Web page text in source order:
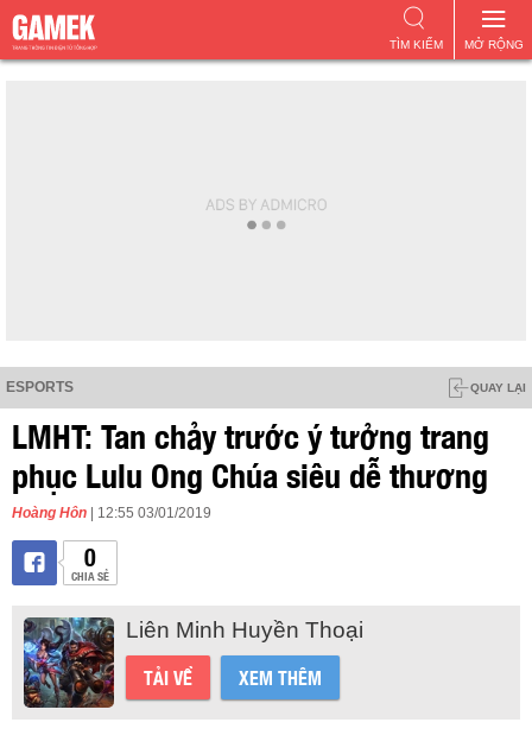
MỞ RỘNG
TÌM KIẾM
ESPORTS QUAY LẠI
LMHT: Tan chảy trước ý tưởng trang
phục Lulu Ong Chúa siêu dễ thương
Hoàng Hôn | 12:55 03/01/2019
0
CHIA SẺ
Liên Minh Huyền Thoại
TẢI VỀ XEM THÊM